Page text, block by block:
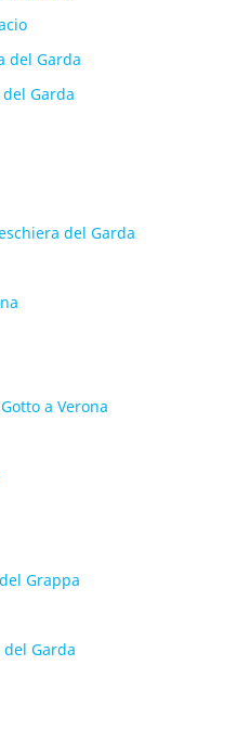
del Garda
Garda
del Garda
a Verona
Grappa
Garda